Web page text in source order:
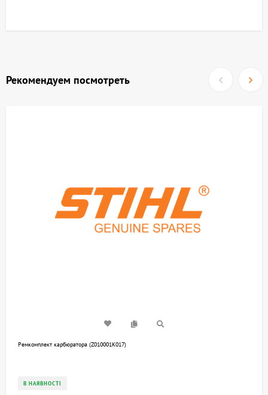
Рекомендуем посмотреть
Ремкомплект карбюратора (Z010001K017)
В НАЯВНОСТІ